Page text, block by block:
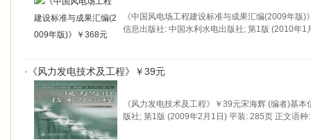
《中国风电场工程建设标准与成果汇编(2009年版
信息出版社: 中国水利水电出版社; 第1版 (2010年1
· 《风力发电技术及工程》￥39元
《风力发电技术及工程》￥39元宋海辉 (编者)基
版社; 第1版 (2009年2月1日) 平装: 285页 正文语种